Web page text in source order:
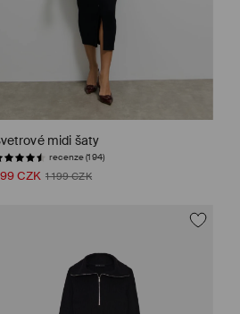
midi šaty
recenze (194)
CZK 1 199 CZK